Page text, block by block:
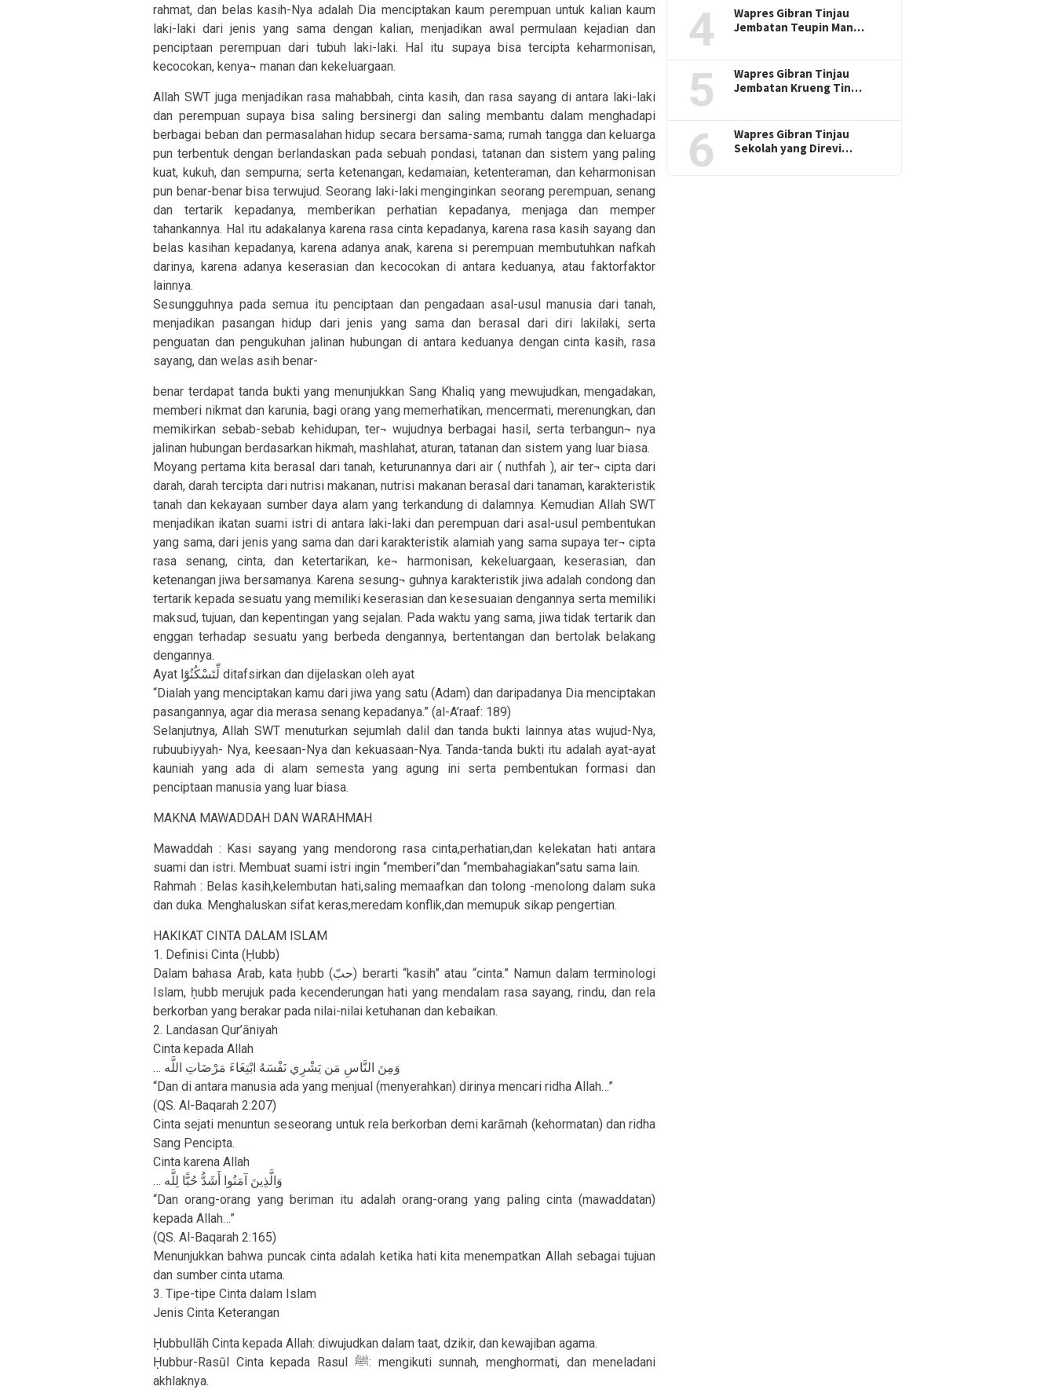
rahmat, dan belas kasih-Nya adalah Dia menciptakan kaum perempuan untuk kalian kaum
laki-laki dari jenis yang sama dengan kalian, menjadikan awal permulaan kejadian dan
penciptaan perempuan dari tubuh laki-laki. Hal itu supaya bisa tercipta keharmonisan,
kecocokan, kenya¬ manan dan kekeluargaan.
Allah SWT juga menjadikan rasa mahabbah, cinta kasih, dan rasa sayang di antara laki-laki
dan perempuan supaya bisa saling bersinergi dan saling membantu dalam menghadapi
berbagai beban dan permasalahan hidup secara bersama-sama; rumah tangga dan keluarga
pun terbentuk dengan berlandaskan pada sebuah pondasi, tatanan dan sistem yang paling
kuat, kukuh, dan sempurna; serta ketenangan, kedamaian, ketenteraman, dan keharmonisan
pun benar-benar bisa terwujud. Seorang laki-laki menginginkan seorang perempuan, senang
dan tertarik kepadanya, memberikan perhatian kepadanya, menjaga dan memper
tahankannya. Hal itu adakalanya karena rasa cinta kepadanya, karena rasa kasih sayang dan
belas kasihan kepadanya, karena adanya anak, karena si perempuan membutuhkan nafkah
darinya, karena adanya keserasian dan kecocokan di antara keduanya, atau faktorfaktor
lainnya.
Sesungguhnya pada semua itu penciptaan dan pengadaan asal-usul manusia dari tanah,
menjadikan pasangan hidup dari jenis yang sama dan berasal dari diri lakilaki, serta
penguatan dan pengukuhan jalinan hubungan di antara keduanya dengan cinta kasih, rasa
sayang, dan welas asih benar-
benar terdapat tanda bukti yang menunjukkan Sang Khaliq yang mewujudkan, mengadakan,
memberi nikmat dan karunia, bagi orang yang memerhatikan, mencermati, merenungkan, dan
memikirkan sebab-sebab kehidupan, ter¬ wujudnya berbagai hasil, serta terbangun¬ nya
jalinan hubungan berdasarkan hikmah, mashlahat, aturan, tatanan dan sistem yang luar biasa.
Moyang pertama kita berasal dari tanah, keturunannya dari air ( nuthfah ), air ter¬ cipta dari
darah, darah tercipta dari nutrisi makanan, nutrisi makanan berasal dari tanaman, karakteristik
tanah dan kekayaan sumber daya alam yang terkandung di dalamnya. Kemudian Allah SWT
menjadikan ikatan suami istri di antara laki-laki dan perempuan dari asal-usul pembentukan
yang sama, dari jenis yang sama dan dari karakteristik alamiah yang sama supaya ter¬ cipta
rasa senang, cinta, dan ketertarikan, ke¬ harmonisan, kekeluargaan, keserasian, dan
ketenangan jiwa bersamanya. Karena sesung¬ guhnya karakteristik jiwa adalah condong dan
tertarik kepada sesuatu yang memiliki keserasian dan kesesuaian dengannya serta memiliki
maksud, tujuan, dan kepentingan yang sejalan. Pada waktu yang sama, jiwa tidak tertarik dan
enggan terhadap sesuatu yang berbeda dengannya, bertentangan dan bertolak belakang
dengannya.
Ayat لِّتَسْكُنُوْٓا ditafsirkan dan dijelaskan oleh ayat
“Dialah yang menciptakan kamu dari jiwa yang satu (Adam) dan daripadanya Dia menciptakan
pasangannya, agar dia merasa senang kepadanya.” (al-A’raaf: 189)
Selanjutnya, Allah SWT menuturkan sejumlah dalil dan tanda bukti lainnya atas wujud-Nya,
rubuubiyyah- Nya, keesaan-Nya dan kekuasaan-Nya. Tanda-tanda bukti itu adalah ayat-ayat
kauniah yang ada di alam semesta yang agung ini serta pembentukan formasi dan
penciptaan manusia yang luar biasa.
MAKNA MAWADDAH DAN WARAHMAH
Mawaddah : Kasi sayang yang mendorong rasa cinta,perhatian,dan kelekatan hati antara
suami dan istri. Membuat suami istri ingin “memberi”dan “membahagiakan”satu sama lain.
Rahmah : Belas kasih,kelembutan hati,saling memaafkan dan tolong -menolong dalam suka
dan duka. Menghaluskan sifat keras,meredam konflik,dan memupuk sikap pengertian.
HAKIKAT CINTA DALAM ISLAM
1. Definisi Cinta (Ḥubb)
Dalam bahasa Arab, kata ḥubb (حبّ) berarti “kasih” atau “cinta.” Namun dalam terminologi
Islam, ḥubb merujuk pada kecenderungan hati yang mendalam rasa sayang, rindu, dan rela
berkorban yang berakar pada nilai-nilai ketuhanan dan kebaikan.
2. Landasan Qur’āniyah
Cinta kepada Allah
… وَمِنَ النَّاسِ مَن يَشْرِي نَفْسَهُ ابْتِغَاءَ مَرْضَاتِ اللَّه
“Dan di antara manusia ada yang menjual (menyerahkan) dirinya mencari ridha Allah…”
(QS. Al-Baqarah 2:207)
Cinta sejati menuntun seseorang untuk rela berkorban demi karāmah (kehormatan) dan ridha
Sang Pencipta.
Cinta karena Allah
… وَالَّذِينَ آمَنُوا أَشَدُّ حُبًّا لِلَّه
“Dan orang-orang yang beriman itu adalah orang-orang yang paling cinta (mawaddatan)
kepada Allah…”
(QS. Al-Baqarah 2:165)
Menunjukkan bahwa puncak cinta adalah ketika hati kita menempatkan Allah sebagai tujuan
dan sumber cinta utama.
3. Tipe-tipe Cinta dalam Islam
Jenis Cinta Keterangan
Ḥubbullāh Cinta kepada Allah: diwujudkan dalam taat, dzikir, dan kewajiban agama.
Ḥubbur-Rasūl Cinta kepada Rasul ﷺ: mengikuti sunnah, menghormati, dan meneladani
akhlaknya.
4
Wapres Gibran Tinjau
Jembatan Teupin Man…
5
Wapres Gibran Tinjau
Jembatan Krueng Tin…
6
Wapres Gibran Tinjau
Sekolah yang Direvi…